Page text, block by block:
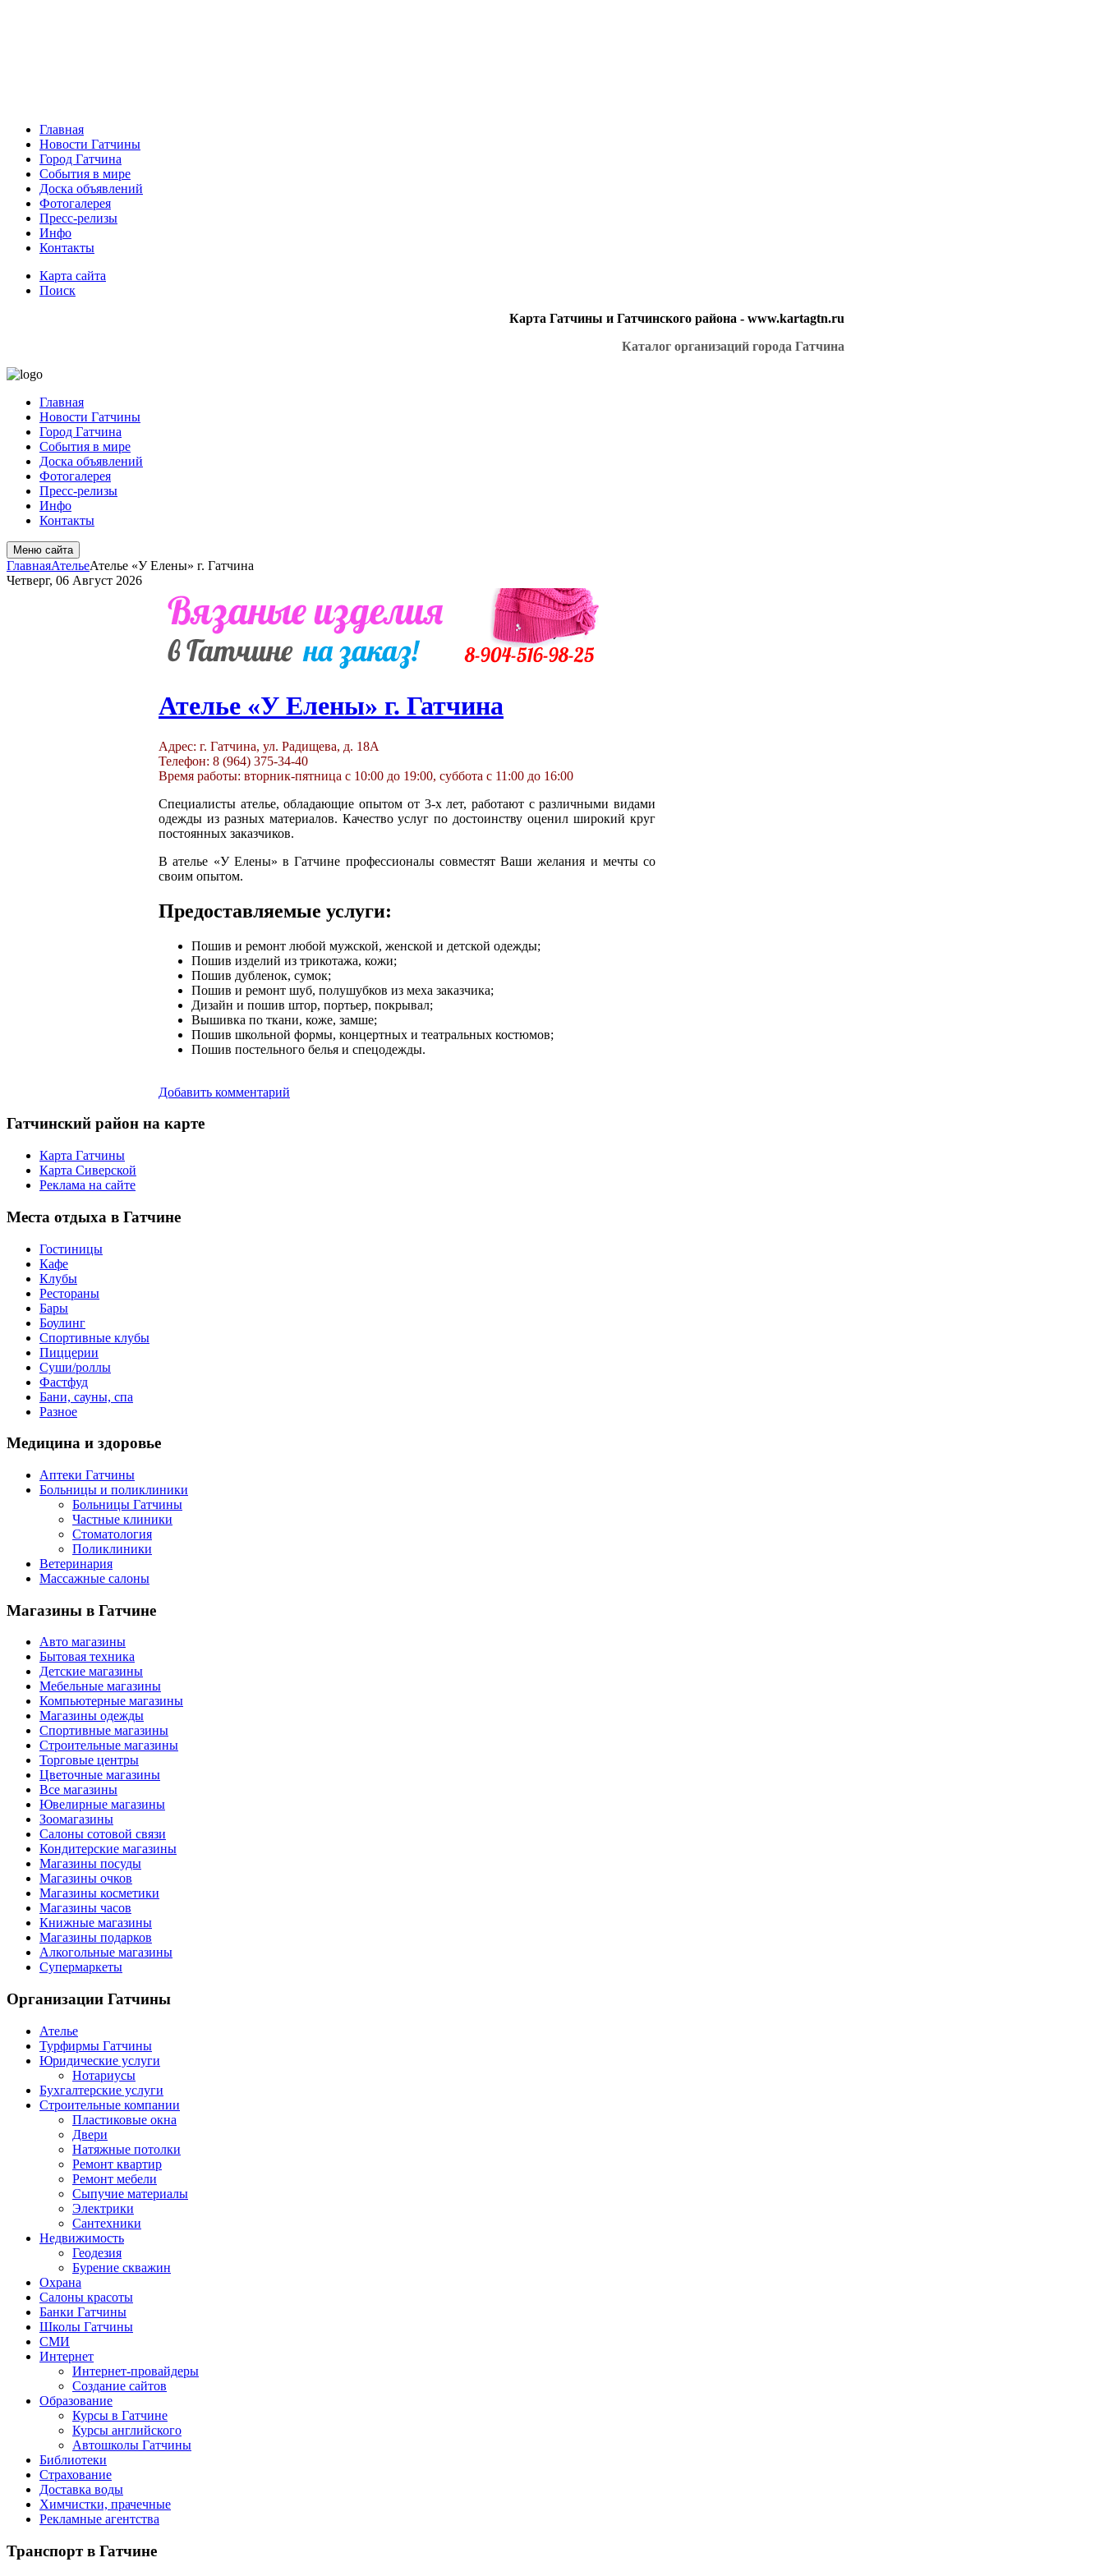
Главная
Новости Гатчины
Город Гатчина
События в мире
Доска объявлений
Фотогалерея
Пресс-релизы
Инфо
Контакты
Карта сайта
Поиск
Карта Гатчины и Гатчинского района - www.kartagtn.ru
Каталог организаций города Гатчина
Главная
Новости Гатчины
Город Гатчина
События в мире
Доска объявлений
Фотогалерея
Пресс-релизы
Инфо
Контакты
Меню сайта
ГлавнаяАтельеАтелье «У Елены» г. Гатчина
Четверг, 06 Август 2026
Ателье «У Елены» г. Гатчина
Адрес: г. Гатчина, ул. Радищева, д. 18А
Телефон: 8 (964) 375-34-40
Время работы: вторник-пятница с 10:00 до 19:00, суббота с 11:00 до 16:00
Специалисты ателье, обладающие опытом от 3-х лет, работают с различными видами
одежды из разных материалов. Качество услуг по достоинству оценил широкий круг
постоянных заказчиков.
В ателье «У Елены» в Гатчине профессионалы совместят Ваши желания и мечты со
своим опытом.
Предоставляемые услуги:
Пошив и ремонт любой мужской, женской и детской одежды;
Пошив изделий из трикотажа, кожи;
Пошив дубленок, сумок;
Пошив и ремонт шуб, полушубков из меха заказчика;
Дизайн и пошив штор, портьер, покрывал;
Вышивка по ткани, коже, замше;
Пошив школьной формы, концертных и театральных костюмов;
Пошив постельного белья и спецодежды.
Добавить комментарий
Гатчинский район на карте
Карта Гатчины
Карта Сиверской
Реклама на сайте
Места отдыха в Гатчине
Гостиницы
Кафе
Клубы
Рестораны
Бары
Боулинг
Спортивные клубы
Пиццерии
Суши/роллы
Фастфуд
Бани, сауны, спа
Разное
Медицина и здоровье
Аптеки Гатчины
Больницы и поликлиники
Больницы Гатчины
Частные клиники
Стоматология
Поликлиники
Ветеринария
Массажные салоны
Магазины в Гатчине
Авто магазины
Бытовая техника
Детские магазины
Мебельные магазины
Компьютерные магазины
Магазины одежды
Спортивные магазины
Строительные магазины
Торговые центры
Цветочные магазины
Все магазины
Ювелирные магазины
Зоомагазины
Салоны сотовой связи
Кондитерские магазины
Магазины посуды
Магазины очков
Магазины косметики
Магазины часов
Книжные магазины
Магазины подарков
Алкогольные магазины
Супермаркеты
Организации Гатчины
Ателье
Турфирмы Гатчины
Юридические услуги
Нотариусы
Бухгалтерские услуги
Строительные компании
Пластиковые окна
Двери
Натяжные потолки
Ремонт квартир
Ремонт мебели
Сыпучие материалы
Электрики
Сантехники
Недвижимость
Геодезия
Бурение скважин
Охрана
Салоны красоты
Банки Гатчины
Школы Гатчины
СМИ
Интернет
Интернет-провайдеры
Создание сайтов
Образование
Курсы в Гатчине
Курсы английского
Автошколы Гатчины
Библиотеки
Страхование
Доставка воды
Химчистки, прачечные
Рекламные агентства
Транспортв Гатчине